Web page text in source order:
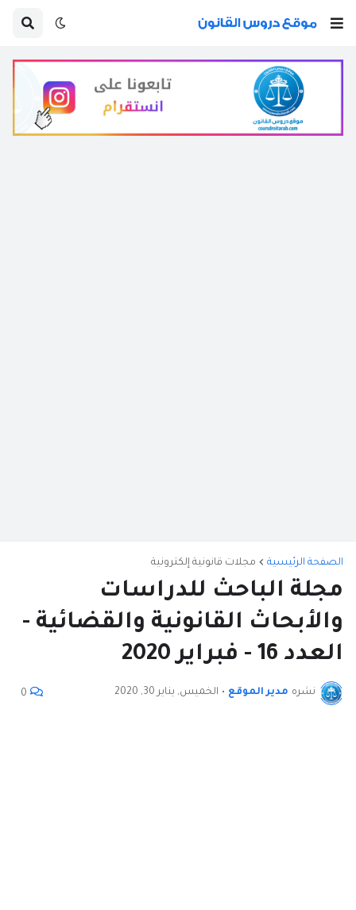
الصفحة الرئيسية مجلات قانونية إلكترونية
مجلة الباحث للدراسات
والأبحاث القانونية والقضائية -
العدد 16 - فبراير 2020
نشره مدير الموقع • الخميس, يناير 30, 2020 0